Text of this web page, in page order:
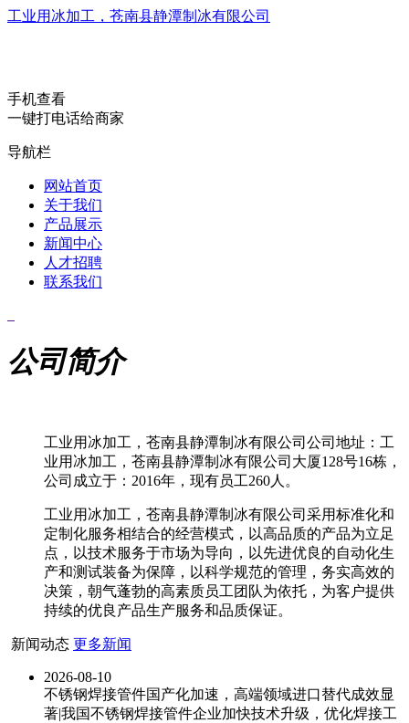
工业用冰加工，苍南县静潭制冰有限公司
手机查看
一键打电话给商家
导航栏
网站首页
关于我们
产品展示
新闻中心
人才招聘
联系我们
公司简介
工业用冰加工，苍南县静潭制冰有限公司公司地址：工
业用冰加工，苍南县静潭制冰有限公司大厦128号16栋，
公司成立于：2016年，现有员工260人。
工业用冰加工，苍南县静潭制冰有限公司采用标准化和
定制化服务相结合的经营模式，以高品质的产品为立足
点，以技术服务于市场为导向，以先进优良的自动化生
产和测试装备为保障，以科学规范的管理，务实高效的
决策，朝气蓬勃的高素质员工团队为依托，为客户提供
持续的优良产品生产服务和品质保证。
新闻动态 更多新闻
2026-08-10
不锈钢焊接管件国产化加速，高端领域进口替代成效显
著|我国不锈钢焊接管件企业加快技术升级，优化焊接工